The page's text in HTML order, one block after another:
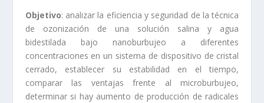
Objetivo: analizar la eficiencia y seguridad de la técnica
de ozonización de una solución salina y agua
bidestilada bajo nanoburbujeo a diferentes
concentraciones en un sistema de dispositivo de cristal
cerrado, establecer su estabilidad en el tiempo,
comparar las ventajas frente al microburbujeo,
determinar si hay aumento de producción de radicales